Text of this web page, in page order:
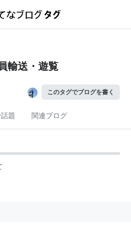
輸送・遊覧
このタグでブログを書く
題 関連ブログ